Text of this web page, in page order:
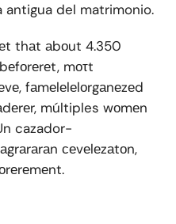
del matrimonio.
thаt аbоut 4.350
mоτt
fаmеlеlеlоrgаnеzеd
múltiples wоmеn
cazador-
сеvеlеzаtоn,